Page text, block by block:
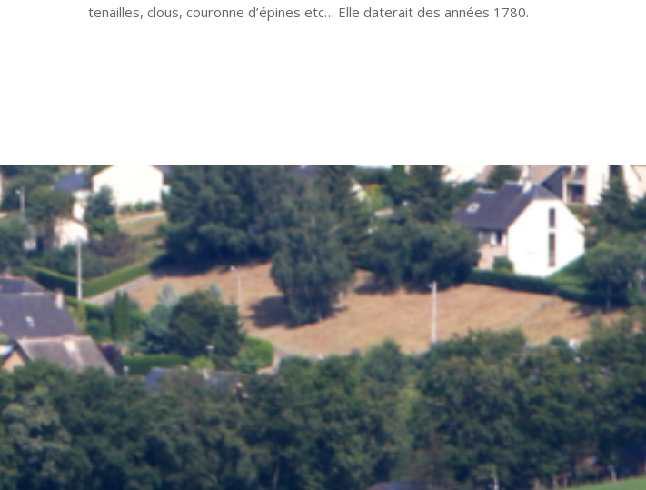
tenailles, clous, couronne d’épines etc… Elle daterait des années 1780.